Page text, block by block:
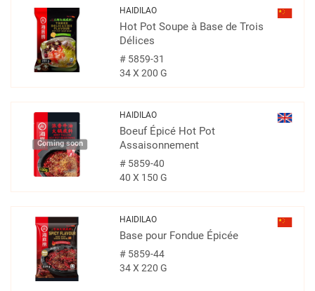
HAIDILAO
Hot Pot Soupe à Base de Trois
Délices
#5859-31
34 X 200 G
Coming soon
HAIDILAO
Boeuf Épicé Hot Pot
Assaisonnement
#5859-40
40 X 150 G
HAIDILAO
Base pour Fondue Épicée
#5859-44
34 X 220 G